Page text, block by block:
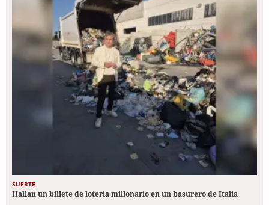
SUERTE
Hallan un billete de lotería millonario en un basurero de Italia